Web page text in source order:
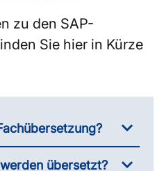
zu den SAP-
Sie hier in Kürze
übersetzt?